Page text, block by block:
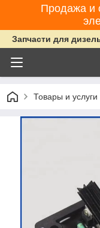
Продажа и
Запчасти для
Товары и услуги